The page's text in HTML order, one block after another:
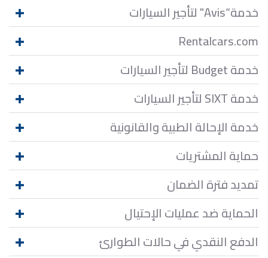
خدمة“Avis" لتأجير السيارات
Rentalcars.com
خدمة Budget لتأجير السيارات
خدمة SIXT لتأجير السيارات
خدمة الإحالة الطبية والقانونية
حماية المشتريات
تمديد فترة الضمان
الحماية ضد عمليات الإحتيال
الدفع النقدي في حالات الطوارئ